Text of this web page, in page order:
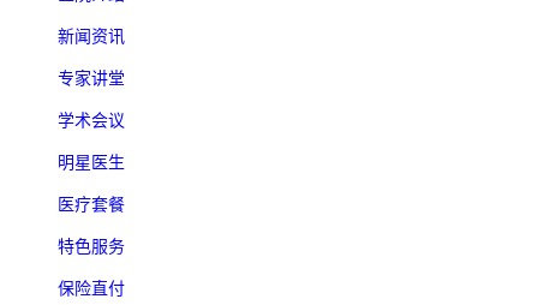
新闻资讯
专家讲堂
学术会议
明星医生
医疗套餐
特色服务
保险直付